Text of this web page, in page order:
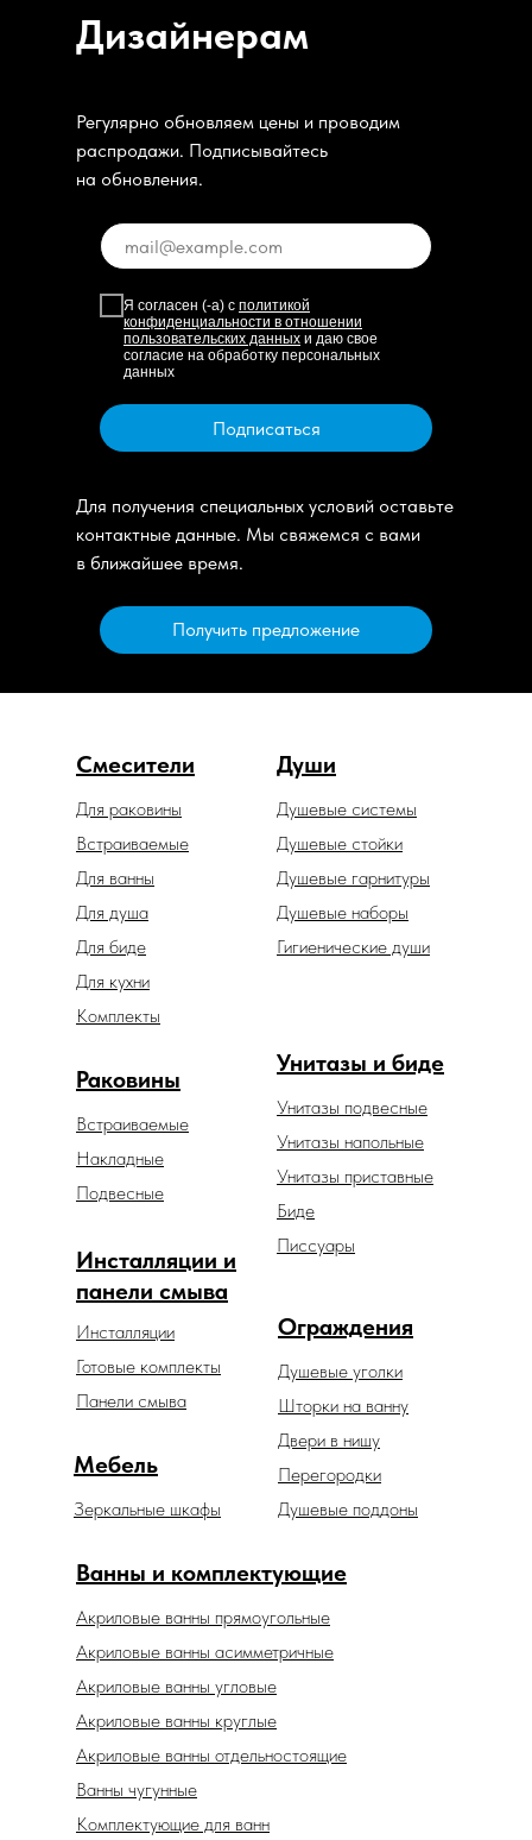
Дизайнерам
Регулярно обновляем цены и проводим
распродажи. Подписывайтесь
на обновления.
Я согласен (-а) с политикой
конфиденциальности в отношении
пользовательских данных и даю свое
согласие на обработку персональных
данных
Подписаться
Для получения специальных условий оставьте
контактные данные. Мы свяжемся с вами
в ближайшее время.
Получить предложение
Смесители Души
Душевые гарнитуры
Душевые системы
Гигиенические души
Душевые наборы
Унитазы и биде
Унитазы подвесные
Унитазы напольные
Унитазы приставные
Раковины
Встраиваемые
Накладные
Подвесные
Встраиваемые
Для биде
Для ванны
Для душа
Для раковины
Для кухни
Ванны и комплектующие
Акриловые ванны прямоугольные
Зеркальные шкафы
Мебель
Ограждения
Душевые уголки
Шторки на ванну
Двери в нишу
Перегородки
Душевые стойки
Биде
Душевые поддоны
Акриловые ванны отдельностоящие
Акриловые ванны асимметричные
Акриловые ванны угловые
Акриловые ванны круглые
Ванны чугунные
Комплектующие для ванн
Инсталляции и
панели смыва
Инсталляции
Готовые комплекты
Панели смыва
Комплекты
Писсуары